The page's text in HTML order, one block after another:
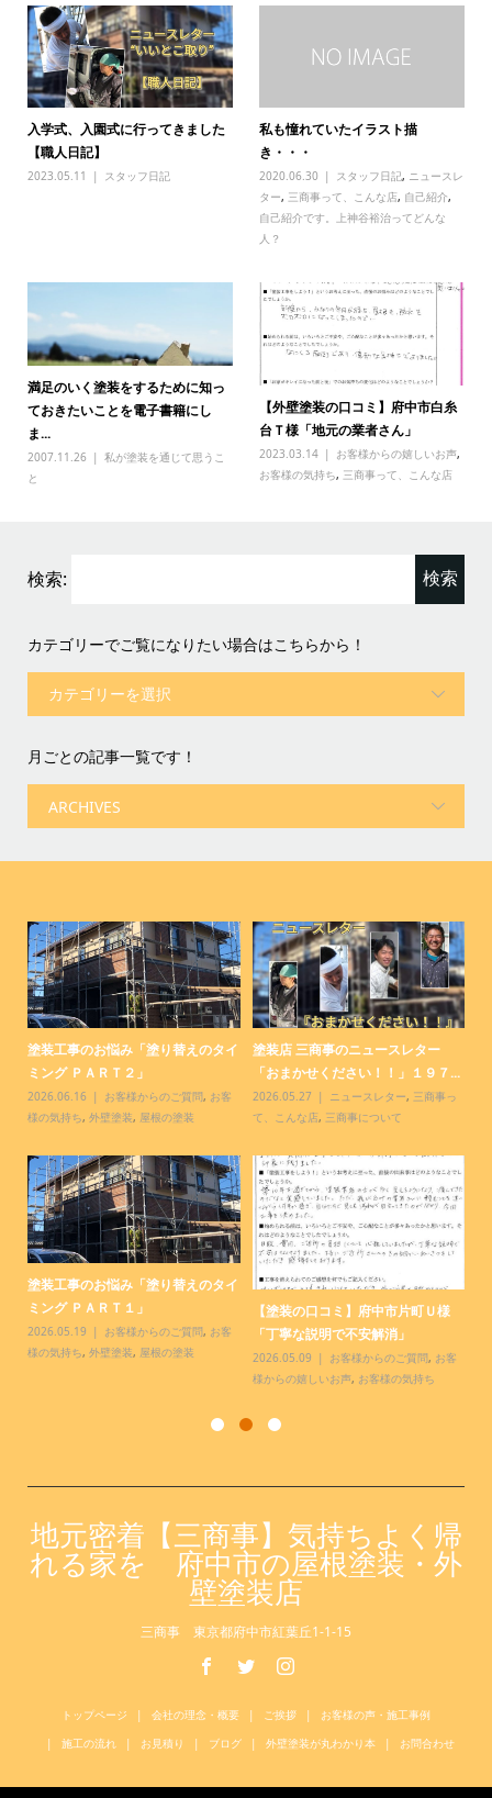
入学式、入園式に行ってきました
【職人日記】
2023.05.11 スタッフ日記
私も憧れていたイラスト描
き・・・
2020.06.30 スタッフ日記, ニュースレ
ター, 三商事って、こんな店, 自己紹介,
自己紹介です。上神谷裕治ってどんな
人？
満足のいく塗装をするために知っ
ておきたいことを電子書籍にし
ま...
2007.11.26
私が塗装を通じて思うこ
と
【外壁塗装の口コミ】府中市白糸
台Ｔ様「地元の業者さん」
2023.03.14 お客様からの嬉しいお声,
お客様の気持ち, 三商事って、こんな店
検索:
カテゴリーでご覧になりたい場合はこちらから！
月ごとの記事一覧です！
塗装工事のお悩み「塗り替えのタイ
ミング ＰＡＲＴ２」
2026.06.16 お客様からのご質問, お客
様の気持ち, 外壁塗装, 屋根の塗装
塗装店 三商事のニュースレター
「おまかせください！！」１９７...
2026.05.27 ニュースレター, 三商事っ
て、こんな店, 三商事について
塗装工事のお悩み「塗り替えのタイ
ミング ＰＡＲＴ１」
2026.05.19 お客様からのご質問, お客
様の気持ち, 外壁塗装, 屋根の塗装
【塗装の口コミ】府中市片町Ｕ様
「丁寧な説明で不安解消」
2026.05.09 お客様からのご質問, お客
様からの嬉しいお声, お客様の気持ち
地元密着【三商事】気持ちよく帰
れる家を 府中市の屋根塗装・外
壁塗装店
三商事 東京都府中市紅葉丘1-1-15
トップページ 会社の理念・概要 ご挨拶
お客様の声・施工事例
施工の流れ
お見積り ブログ 外壁塗装が丸わかり本 お問合わせ